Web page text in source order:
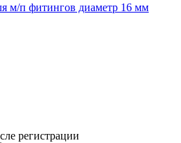
м/п фитингов диаметр 16 мм
регистрации